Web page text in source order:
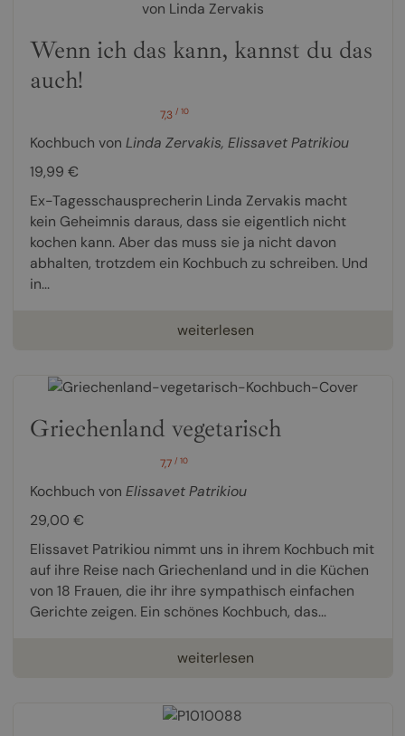
Wenn ich das kann, kannst du das
auch!
7,3/ 10
Kochbuch von Linda Zervakis, Elissavet Patrikiou
19,99 €
Ex-Tagesschausprecherin Linda Zervakis macht
kein Geheimnis daraus, dass sie eigentlich nicht
kochen kann. Aber das muss sie ja nicht davon
abhalten, trotzdem ein Kochbuch zu schreiben. Und
in...
weiterlesen
Griechenland vegetarisch
7,7/ 10
Kochbuch von Elissavet Patrikiou
29,00 €
Elissavet Patrikiou nimmt uns in ihrem Kochbuch mit
auf ihre Reise nach Griechenland und in die Küchen
von 18 Frauen, die ihr ihre sympathisch einfachen
Gerichte zeigen. Ein schönes Kochbuch, das...
weiterlesen